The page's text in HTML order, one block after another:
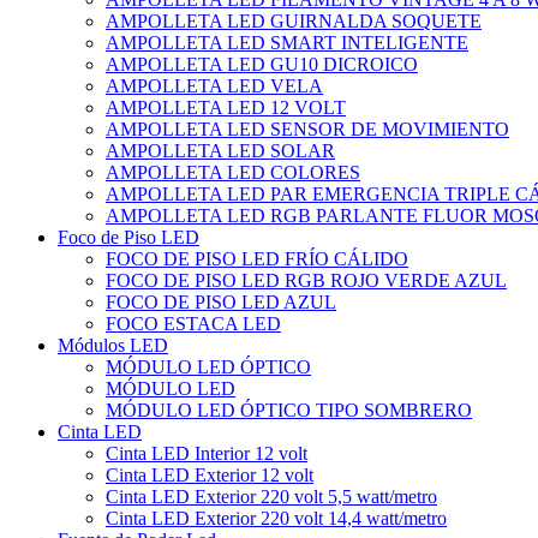
AMPOLLETA LED GUIRNALDA SOQUETE
AMPOLLETA LED SMART INTELIGENTE
AMPOLLETA LED GU10 DICROICO
AMPOLLETA LED VELA
AMPOLLETA LED 12 VOLT
AMPOLLETA LED SENSOR DE MOVIMIENTO
AMPOLLETA LED SOLAR
AMPOLLETA LED COLORES
AMPOLLETA LED PAR EMERGENCIA TRIPLE
AMPOLLETA LED RGB PARLANTE FLUOR
Foco de Piso LED
FOCO DE PISO LED FRÍO CÁLIDO
FOCO DE PISO LED RGB ROJO VERDE AZUL
FOCO DE PISO LED AZUL
FOCO ESTACA LED
Módulos LED
MÓDULO LED ÓPTICO
MÓDULO LED
MÓDULO LED ÓPTICO TIPO SOMBRERO
Cinta LED
Cinta LED Interior 12 volt
Cinta LED Exterior 12 volt
Cinta LED Exterior 220 volt 5,5 watt/metro
Cinta LED Exterior 220 volt 14,4 watt/metro